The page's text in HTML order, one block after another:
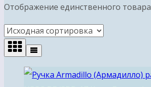
Отображение единственного товара